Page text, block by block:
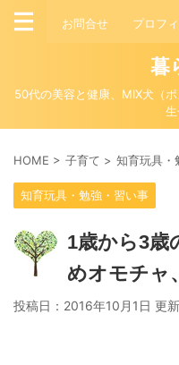
お問合せ プロフ
暮
50代の美容と健康、MIX犬（
HOME > 子育て > 知育玩具・
知育玩具・勉強・習い事
1歳から3歳
めオモチャ
投稿日：2016年10月1日 更新